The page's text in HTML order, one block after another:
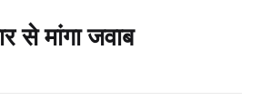
से मांगा जवाब